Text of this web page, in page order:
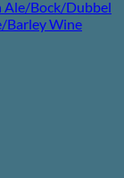
Ale/Bock/Dubbel
Barley Wine